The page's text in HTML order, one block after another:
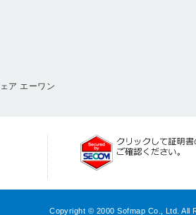
ア エーワン
Copyright © 2000 Sofmap Co., Ltd. All